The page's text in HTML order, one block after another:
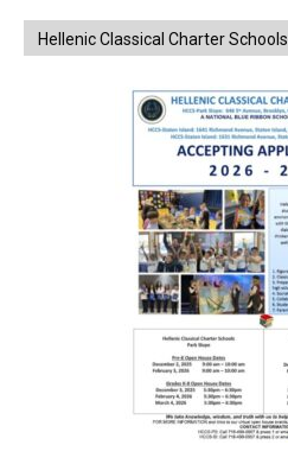
Hellenic Classical Charter Schools